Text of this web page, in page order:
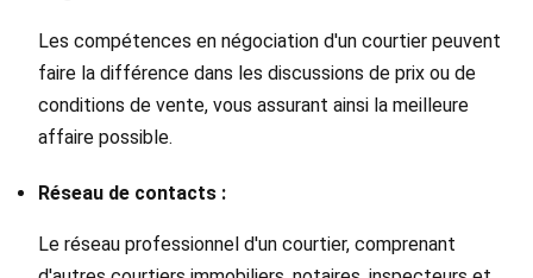
Les compétences en négociation d'un courtier peuvent
faire la différence dans les discussions de prix ou de
conditions de vente, vous assurant ainsi la meilleure
affaire possible.
Réseau de contacts :
Le réseau professionnel d'un courtier, comprenant